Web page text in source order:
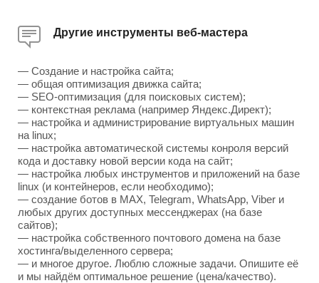
Другие инструменты веб-мастера
— Создание и настройка сайта;
— общая оптимизация движка сайта;
— SEO-оптимизация (для поисковых систем);
— контекстная реклама (например Яндекс.Директ);
— настройка и администрирование виртуальных машин
на linux;
— настройка автоматической системы конроля версий
кода и доставку новой версии кода на сайт;
— настройка любых инструментов и приложений на базе
linux (и контейнеров, если необходимо);
— создание ботов в MAX, Telegram, WhatsApp, Viber и
любых других доступных мессенджерах (на базе
сайтов);
— настройка собственного почтового домена на базе
хостинга/выделенного сервера;
— и многое другое. Люблю сложные задачи. Опишите её
и мы найдём оптимальное решение (цена/качество).